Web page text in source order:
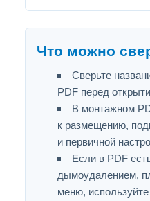
Что можно
Сверьте
PDF перед
В монтажном
к размещению,
и первичной
Если в PDF
дымоудалением,
меню,